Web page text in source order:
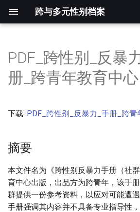
跨与多元性别档案
开
摘要
PDF_跨性别_反暴
册_跨青年教育中心
下载: PDF_跨性别_反暴力_手册_跨
摘要
本文件名为《跨性别反暴力手册（社
育中心出版，出品方为跨青年，该手
群提供一份参考资料，以应对可能遭
手册强调其内容并不具备专业指导性